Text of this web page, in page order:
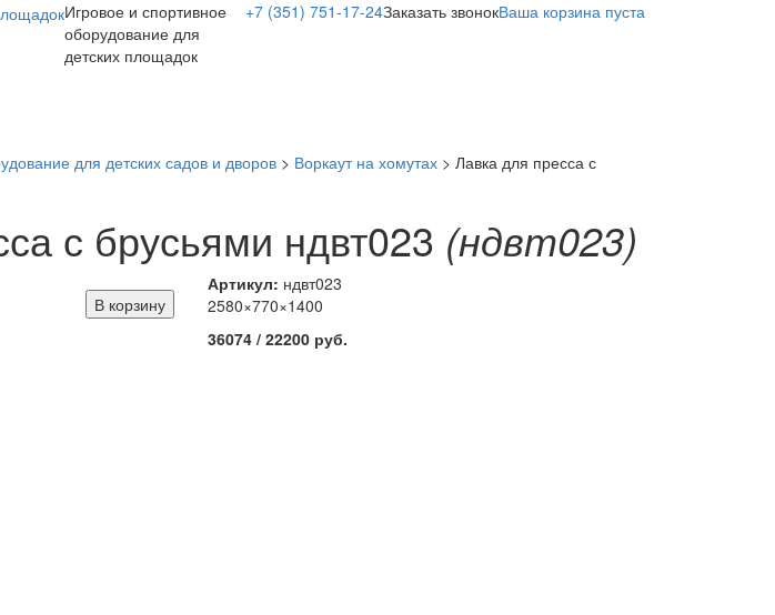
Игровое и спортивное
оборудование для
детских площадок
Ваша корзина пуста
Заказать звонок
+7 (351) 751-17-24
для детских садов и дворов> Воркаут на хомутах> Лавка для пресса с
с брусьями ндвт023 (ндвт023)
В корзину
Артикул: ндвт023
2580×770×1400
36074 / 22200 руб.